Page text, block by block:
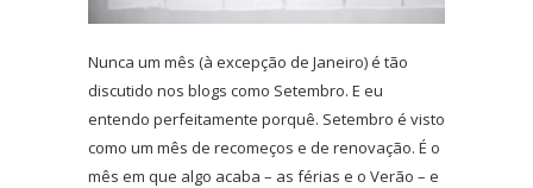
Nunca um mês (à excepção de Janeiro) é tão
discutido nos blogs como Setembro. E eu
entendo perfeitamente porquê. Setembro é visto
como um mês de recomeços e de renovação. É o
mês em que algo acaba – as férias e o Verão – e